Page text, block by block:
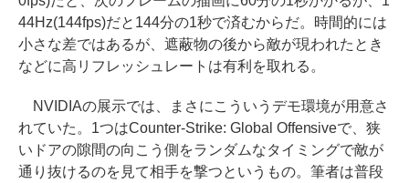
44Hz(144fps)だと144分の1秒で済むからだ。時間的には
小さな差ではあるが、遮蔽物の後から敵が現われたとき
などに高リフレッシュレートは有利を取れる。
NVIDIAの展示では、まさにこういうデモ環境が用意さ
れていた。1つはCounter-Strike: Global Offensiveで、狭
いドアの隙間の向こう側をランダムなタイミングで敵が
通り抜けるのを見て相手を撃つというもの。筆者は普段